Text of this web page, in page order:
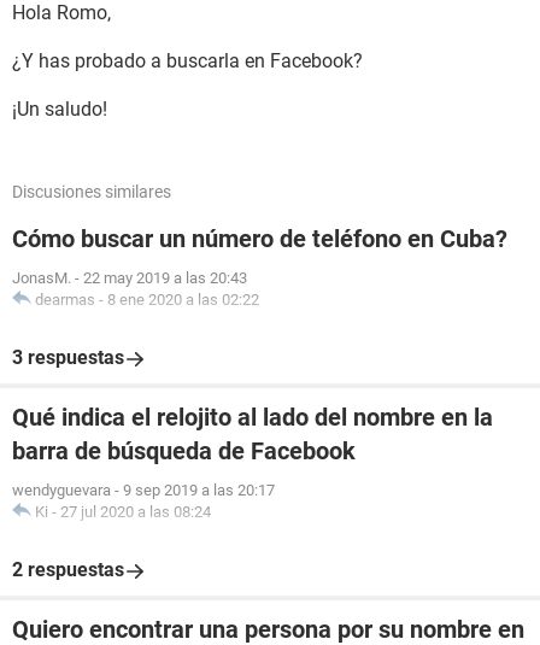
Hola Romo,
¿Y has probado a buscarla en Facebook?
¡Un saludo!
Discusiones similares
Cómo buscar un número de teléfono en Cuba?
JonasM. - 22 may 2019 a las 20:43
dearmas - 8 ene 2020 a las 02:22
3 respuestas
Qué indica el relojito al lado del nombre en la
barra de búsqueda de Facebook
wendyguevara - 9 sep 2019 a las 20:17
Ki - 27 jul 2020 a las 08:24
2 respuestas
Quiero encontrar una persona por su nombre en